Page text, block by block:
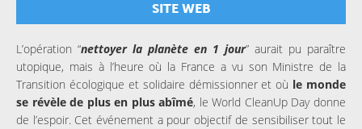
SITE WEB
L’opération “nettoyer la planète en 1 jour” aurait pu paraître
utopique, mais à l’heure où la France a vu son Ministre de la
Transition écologique et solidaire démissionner et où le monde
se révèle de plus en plus abîmé, le World CleanUp Day donne
de l’espoir. Cet événement a pour objectif de sensibiliser tout le